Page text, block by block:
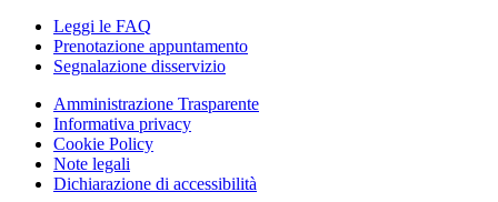
Leggi le FAQ
Prenotazione appuntamento
Segnalazione disservizio
Amministrazione Trasparente
Informativa privacy
Cookie Policy
Note legali
Dichiarazione di accessibilità